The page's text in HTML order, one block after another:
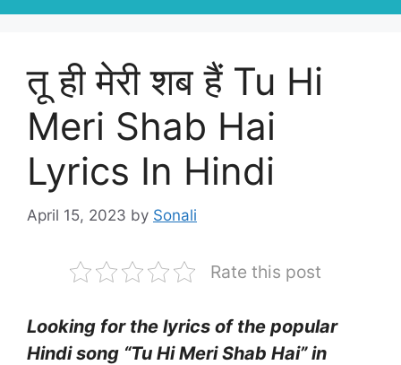
तू ही मेरी शब हैं Tu Hi
Meri Shab Hai
Lyrics In Hindi
April 15, 2023 by Sonali
Rate this post
Looking for the lyrics of the popular
Hindi song “Tu Hi Meri Shab Hai” in